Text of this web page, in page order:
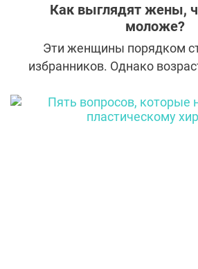
Как выглядят жены,
моложе?
Эти женщины порядком
избранников. Однако
поводом для гордости. Ведь
цифр в паспорте, об этом